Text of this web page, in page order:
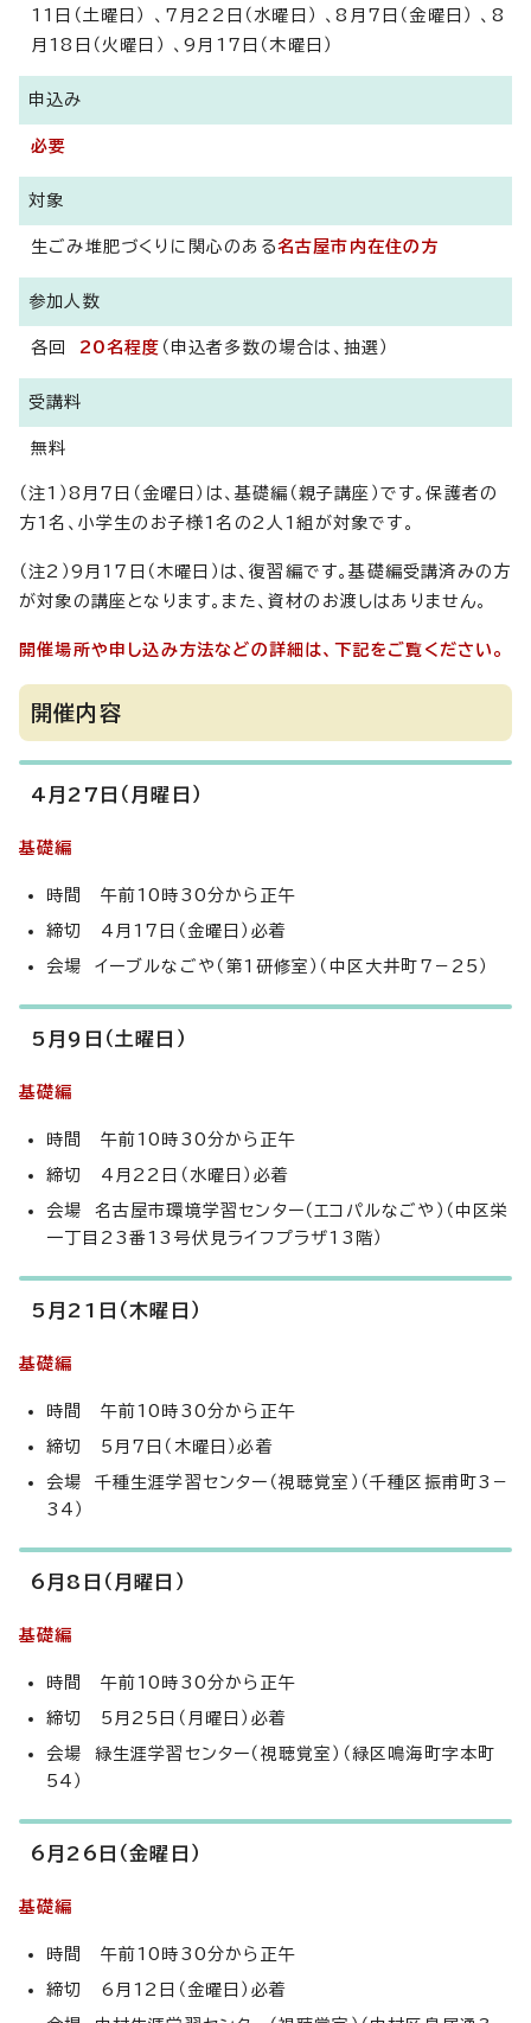
11日（土曜日） 、7月22日（水曜日） 、8月7日（金曜日） 、8
月18日（火曜日） 、9月17日（木曜日）
申込み
必要
対象
生ごみ堆肥づくりに関心のある名古屋市内在住の方
参加人数
各回 20名程度 （申込者多数の場合は、抽選）
受講料
無料
（注1）8月7日（金曜日）は、基礎編（親子講座）です。保護者の
方1名、小学生のお子様1名の2人1組が対象です。
（注2）9月17日（木曜日）は、復習編です。基礎編受講済みの方
が対象の講座となります。また、資材のお渡しはありません。
開催場所や申し込み方法などの詳細は、下記をご覧ください。
開催内容
4月27日（月曜日）
基礎編
時間 午前10時30分から正午
締切 4月17日（金曜日）必着
会場 イーブルなごや（第1研修室）（中区大井町7－25）
5月9日（土曜日）
基礎編
時間 午前10時30分から正午
締切 4月22日（水曜日）必着
会場 名古屋市環境学習センター（エコパルなごや）（中区栄
一丁目23番13号伏見ライフプラザ13階）
5月21日（木曜日）
基礎編
時間 午前10時30分から正午
締切 5月7日（木曜日）必着
会場 千種生涯学習センター（視聴覚室）（千種区振甫町3－
34）
6月8日（月曜日）
基礎編
時間 午前10時30分から正午
締切 5月25日（月曜日）必着
会場 緑生涯学習センター（視聴覚室）（緑区鳴海町字本町
54）
6月26日（金曜日）
基礎編
時間 午前10時30分から正午
締切 6月12日（金曜日）必着